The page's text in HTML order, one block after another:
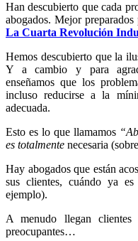
Han descubierto que cada
abogados. Mejor
La Cuarta Revolución
Hemos descubierto que la
Y a cambio y para
enseñamos que los
incluso reducirse a la
adecuada.
Esto es lo que llamamos
es totalmente necesaria
Hay abogados que están
sus clientes, cuándo ya
ejemplo).
A menudo llegan clientes
preocupantes…